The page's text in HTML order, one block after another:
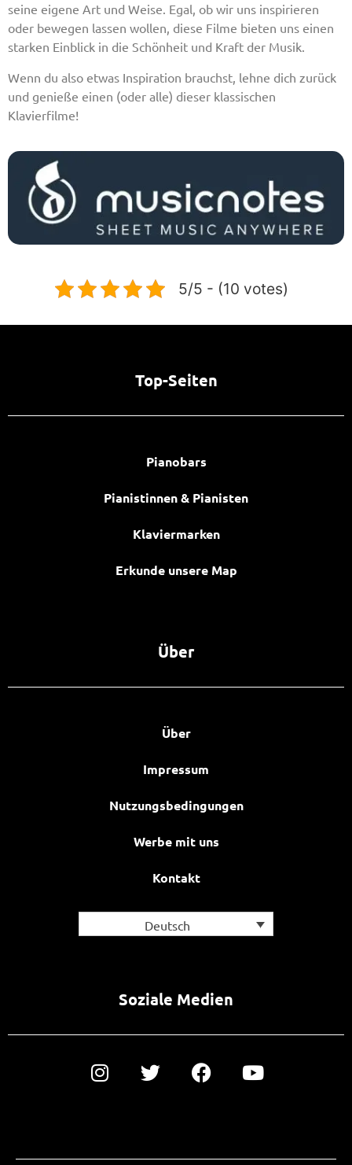
seine eigene Art und Weise. Egal, ob wir uns inspirieren
oder bewegen lassen wollen, diese Filme bieten uns einen
starken Einblick in die Schönheit und Kraft der Musik.
Wenn du also etwas Inspiration brauchst, lehne dich zurück
und genieße einen (oder alle) dieser klassischen
Klavierfilme!
5/5 - (10 votes)
Top-Seiten
Pianobars
Pianistinnen & Pianisten
Klaviermarken
Erkunde unsere Map
Über
Über
Impressum
Nutzungsbedingungen
Werbe mit uns
Kontakt
Deutsch
Soziale Medien